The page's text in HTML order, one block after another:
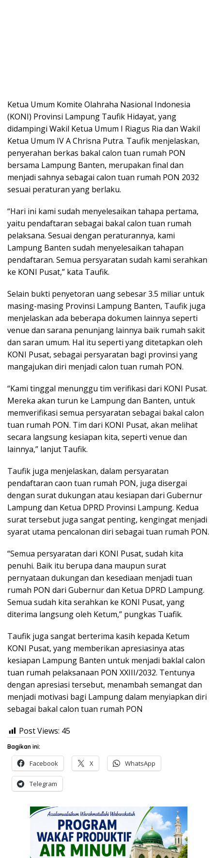
Ketua Umum Komite Olahraha Nasional Indonesia
(KONI) Provinsi Lampung Taufik Hidayat, yang
didampingi Wakil Ketua Umum I Riagus Ria dan Wakil
Ketua Umum IV A Chrisna Putra. Taufik menjelaskan,
penyerahan berkas bakal calon tuan rumah PON
bersama Lampung Banten, merupakan final dan
menjadi sahnya sebagai calon tuan rumah PON 2032
sesuai peraturan yang berlaku.
“Hari ini kami sudah menyelesaikan tahapa pertama,
yaitu pendaftaran sebagai bakal calon tuan rumah
pelaksana. Sesuai dengan peraturannya, kami
Lampung Banten sudah menyelesaikan tahapan
pendaftaran. Semua persyaratan sudah kami serahkan
ke KONI Pusat,” kata Taufik.
Selain bukti penyetoran uang sebesar 3.5 miliar untuk
masing-masing Provinsi Lampung Banten, Taufik juga
menjelaskan ada beberapa dokumen lainnya seperti
venue dan sarana penunjang lainnya baik rumah sakit
dan saran umum. Hal itu seperti yang ditetapkan oleh
KONI Pusat, sebagai persyaratan bagi provinsi yang
mangajukan diri menjadi calon tuan rumah PON.
“Kami tinggal menunggu tim verifikasi dari KONI Pusat.
Mereka akan turun ke Lampung dan Banten, untuk
memverifikasi semua persyaratan sebagai bakal calon
tuan rumah PON. Tim dari KONI Pusat, akan melihat
secara langsung kesiapan kita, seperti venue dan
lainnya,” lanjut Taufik.
Taufik juga menjelaskan, dalam persyaratan
pendaftaran caon tuan rumah PON, juga disergai
dengan surat dukungan atau kesiapan dari Gubernur
Lampung dan Ketua DPRD Provinsi Lampung. Kedua
surat tersebut juga sangat penting, kengingat menjadi
syarat utama pencalonan diri sebagai tuan rumah PON.
“Semua persyaratan dari KONI Pusat, sudah kita
penuhi. Baik itu berupa dana maupun surat
pernyataan dukungan dan kesediaan menjadi tuan
rumah PON dari Gubernur dan Ketua DPRD Lampung.
Semua sudah kita serahkan ke KONI Pusat, yang
diterima langsung oleh Ketum,” pungkas Tuafik.
Taufik juga sangat berterima kasih kepada Ketum
KONI Pusat, yang memberikan apresiasinya atas
kesiapan Lampung Banten untuk menjadi baklal calon
tuan rumah pelaksanaan PON XXIII/2032. Tentunya
dengan apresiasi tersebut, menambah semangat dan
menjadi motivasi bagi Lampung dalam menyiapkan diri
sebagai bakal calon tuan rumah PON
Post Views: 45
Bagikan ini:
Facebook X WhatsApp
Telegram